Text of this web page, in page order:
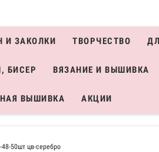
И ЗАКОЛКИ ТВОРЧЕСТВО
БИСЕР ВЯЗАНИЕ И ВЫШИВКА
ВЫШИВКА АКЦИИ
50шт цв-серебро